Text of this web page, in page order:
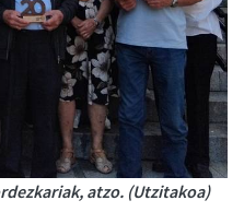
atzo. (Utzitakoa)